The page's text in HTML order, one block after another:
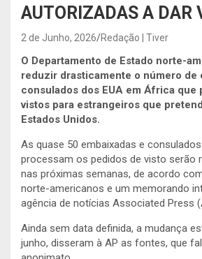
AUTORIZADAS A DAR
2 de Junho, 2026 Redação | Tiver
O Departamento de Estado norte-
reduzir drasticamente o número de
consulados dos EUA em África que
vistos para estrangeiros que
Estados Unidos.
As quase 50 embaixadas e
processam os pedidos de visto serão
nas próximas semanas, de acordo
norte-americanos e um memorando
agência de notícias Associated Press
Ainda sem data definida, a mudança
junho, disseram à AP as fontes, que